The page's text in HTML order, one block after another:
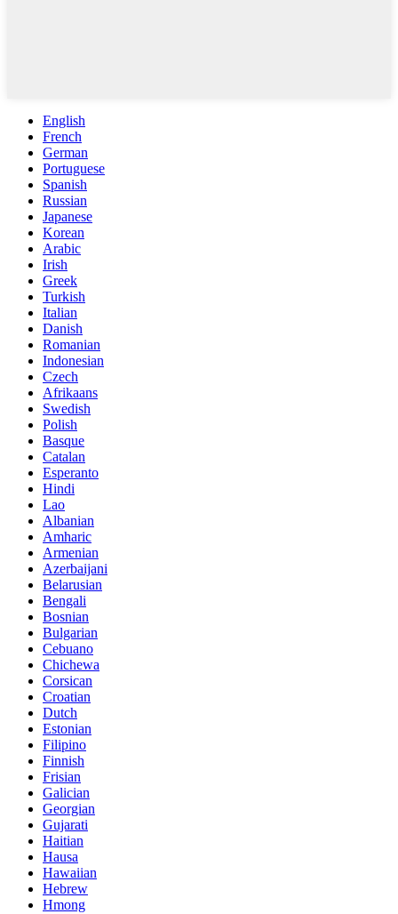
English
French
German
Portuguese
Spanish
Russian
Japanese
Korean
Arabic
Irish
Greek
Turkish
Italian
Danish
Romanian
Indonesian
Czech
Afrikaans
Swedish
Polish
Basque
Catalan
Esperanto
Hindi
Lao
Albanian
Amharic
Armenian
Azerbaijani
Belarusian
Bengali
Bosnian
Bulgarian
Cebuano
Chichewa
Corsican
Croatian
Dutch
Estonian
Filipino
Finnish
Frisian
Galician
Georgian
Gujarati
Haitian
Hausa
Hawaiian
Hebrew
Hmong